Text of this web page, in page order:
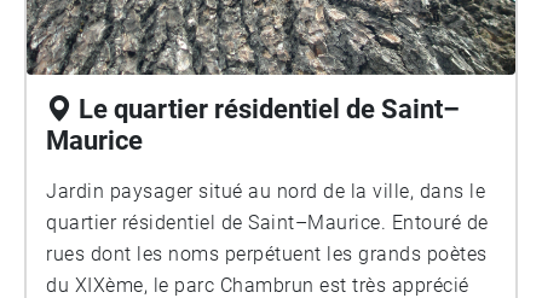
Le quartier résidentiel de Saint–
Maurice
Jardin paysager situé au nord de la ville, dans le
quartier résidentiel de Saint–Maurice. Entouré de
rues dont les noms perpétuent les grands poètes
du XIXème, le parc Chambrun est très apprécié